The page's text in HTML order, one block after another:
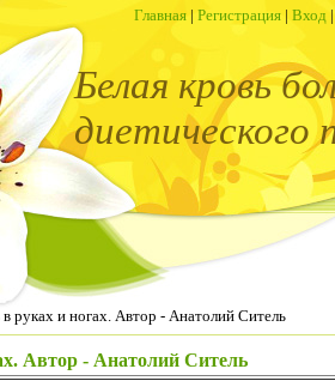
Главная | Регистрация | Вход |
Белая кровь
диетического
руках и ногах. Автор - Анатолий Ситель
Автор - Анатолий Ситель